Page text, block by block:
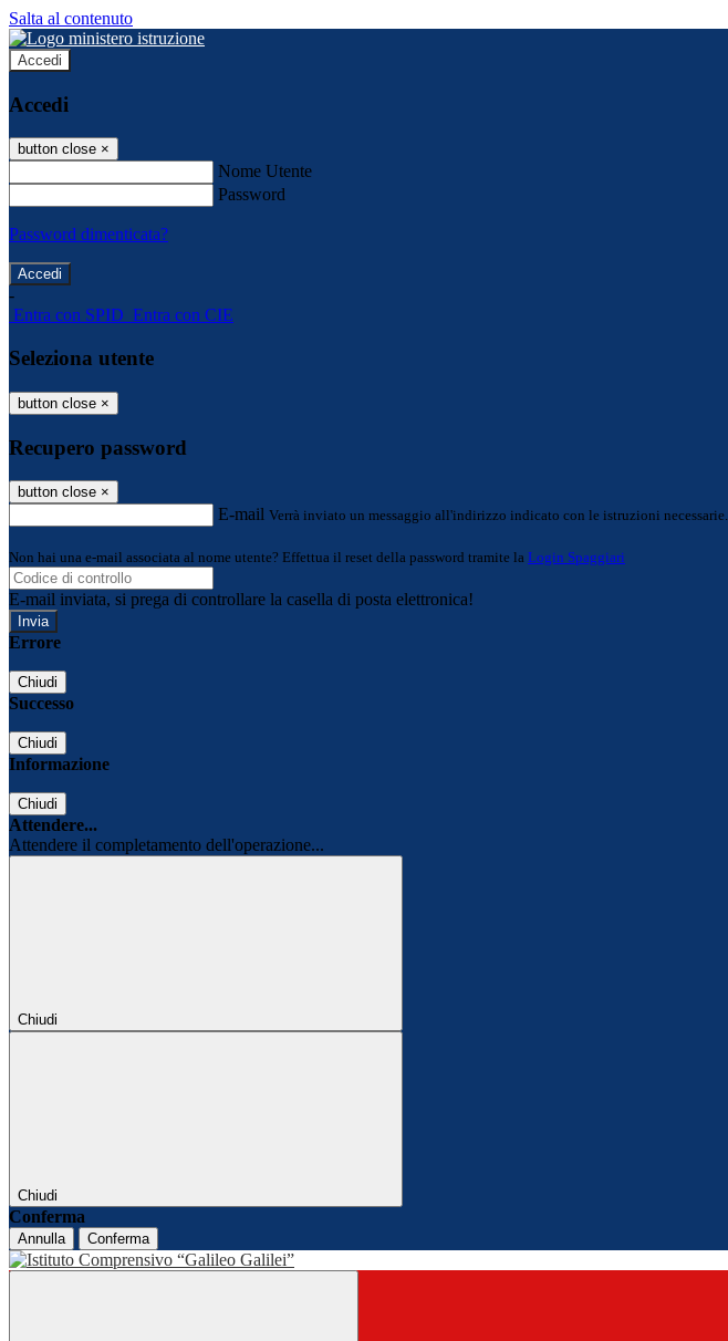
Salta al contenuto
Accedi
Accedi
button close ×
Nome Utente
Password
Password dimenticata?
-
Entra con SPID Entra con CIE
Seleziona utente
button close ×
Recupero password
button close ×
E-mail Verrà inviato un messaggio all'indirizzo indicato con le istruzioni necessarie.
Non hai una e-mail associata al nome utente? Effettua il reset della password tramite la Login Spaggiari
E-mail inviata, si prega di controllare la casella di posta elettronica!
Errore
Chiudi
Successo
Chiudi
Informazione
Chiudi
Attendere...
Attendere il completamento dell'operazione...
Chiudi
Chiudi
Conferma
Annulla Conferma